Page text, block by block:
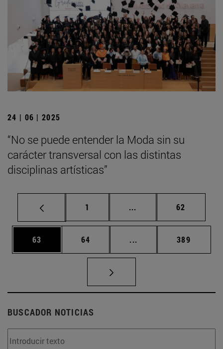
24 | 06 | 2025
“No se puede entender la Moda sin su
carácter transversal con las distintas
disciplinas artísticas”
Página
1 ... Páginas intermedias
Página
62
Página
63 Página
64 ... Páginas intermedias
Página
389
BUSCADOR NOTICIAS